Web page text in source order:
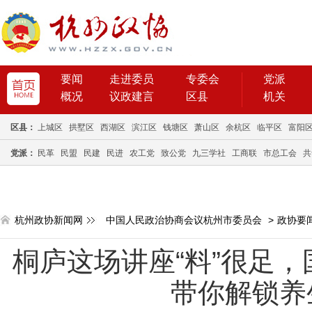
要闻 走进委员
专委会
概况
议政建言 区县
党派
机关
区县： 上城区 拱墅区 西湖区 滨江区 钱塘区 萧山区 余杭区 临平区 富阳
党派： 民革 民盟 民建 民进 农工党 致公党 九三学社 工商联 市总工会
杭州政协新闻网 中国人民政治协商会议杭州市委员会 > 政协要
桐庐这场讲座“料”很足
带你解锁